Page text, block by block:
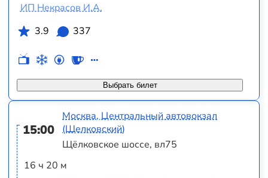
Выбрать билет
ИП Некрасов И.А.
3.9
337
15:00
16 ч 20 м
Москва, Центральный автовокзал
(Щелковский)
Щёлковское шоссе, вл75